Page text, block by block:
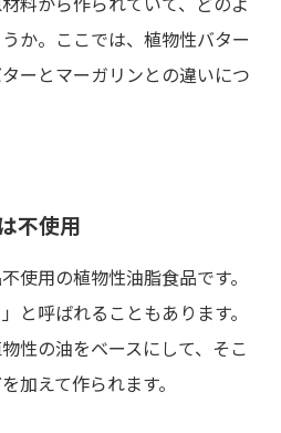
料から作られていて、どのよ
か。ここでは、植物性バター
ーとマーガリンとの違いにつ
不使用
使用の植物性油脂食品です。
と呼ばれることもあります。
性の油をベースにして、そこ
加えて作られます。